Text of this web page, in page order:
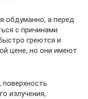
обдуманно, а перед
с причинами.
греются и
цене, но они имеют
излучения,